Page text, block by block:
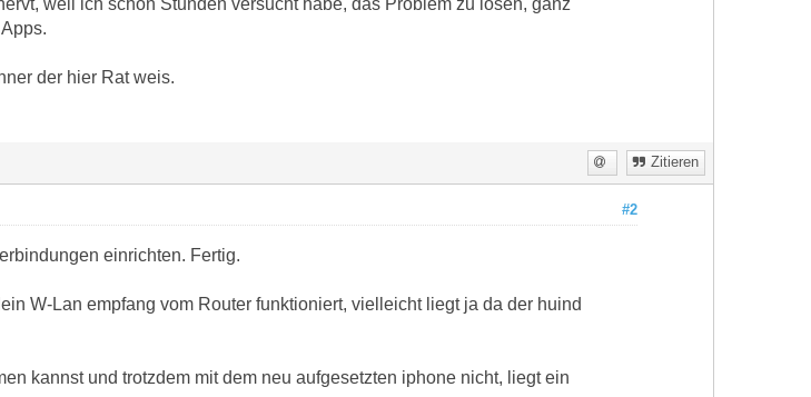
der hier Rat weis.
Zitieren
#2
einrichten. Fertig.
W-Lan empfang vom Router funktioniert, vielleicht liegt ja da der huind
kannst und trotzdem mit dem neu aufgesetzten iphone nicht, liegt ein